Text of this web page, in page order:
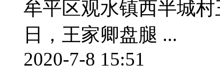
牟平区观水镇西半城
日，王家卿盘腿 ...
2020-7-8 15:51